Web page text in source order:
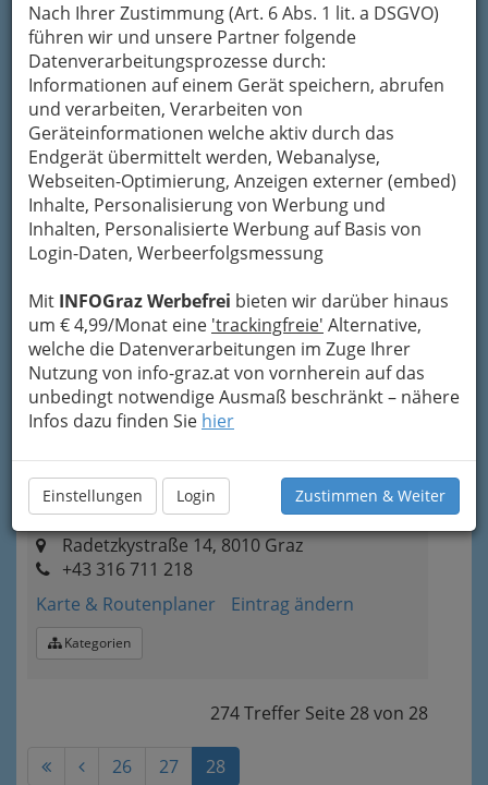
Nach Ihrer Zustimmung (Art. 6 Abs. 1 lit. a DSGVO)
führen wir und unsere Partner folgende
Datenverarbeitungsprozesse durch:
Informationen auf einem Gerät speichern, abrufen
und verarbeiten, Verarbeiten von
Geräteinformationen welche aktiv durch das
Endgerät übermittelt werden, Webanalyse,
Webseiten-Optimierung, Anzeigen externer (embed)
Inhalte, Personalisierung von Werbung und
Inhalten, Personalisierte Werbung auf Basis von
Login-Daten, Werbeerfolgsmessung
Mit INFOGraz Werbefrei bieten wir darüber hinaus
um € 4,99/Monat eine 'trackingfreie' Alternative,
welche die Datenverarbeitungen im Zuge Ihrer
Nutzung von info-graz.at von vornherein auf das
unbedingt notwendige Ausmaß beschränkt – nähere
Infos dazu finden Sie hier
Einstellungen Login Zustimmen & Weiter
2
Cemil Yakut
Idlhofgasse 8, 8020 Graz
+43 316 766 141
E-Mail
Karte & Routenplaner
Eintrag ändern
Kategorien
Michael Karl Tesanovic Zum
Griesbäcker
Kaiserfeldgasse 24, 8010 Graz
Karte & Routenplaner
Eintrag ändern
Kategorien
Michael Tesanovic Zum
Griesbäcker
Radetzkystraße 14, 8010 Graz
+43 316 711 218
Karte & Routenplaner
Eintrag ändern
Kategorien
274 Treffer Seite 28von 28
26 27 28